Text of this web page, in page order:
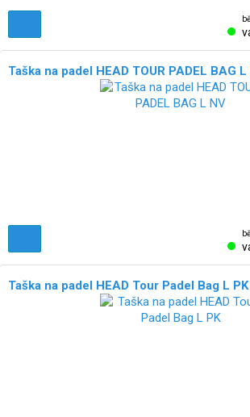
Taška na padel HEAD TOUR PADEL BAG L
Taška na padel HEAD Tour Padel Bag L PK